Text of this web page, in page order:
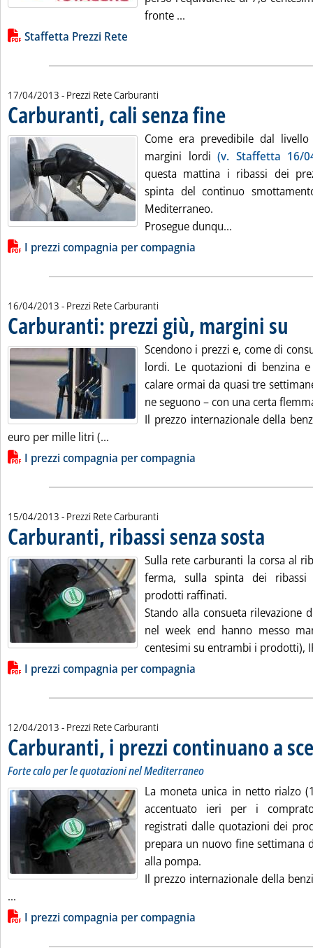
fronte ...
Lista allegati PDF alla notizia
Staffetta Prezzi Rete
17/04/2013 - Prezzi Rete Carburanti
Carburanti, cali senza fine
Come era prevedibile dal
margini lordi (v. Staffetta 16/
questa mattina i ribassi dei
spinta del continuo
Mediterraneo.
Prosegue dunqu...
Lista allegati PDF alla notizia
I prezzi compagnia per compagnia
16/04/2013 - Prezzi Rete Carburanti
Carburanti: prezzi giù, margini su
Scendono i prezzi e, come di
lordi. Le quotazioni di benzina
calare ormai da quasi tre
ne seguono – con una certa
Il prezzo internazionale della
euro per mille litri (...
Lista allegati PDF alla notizia
I prezzi compagnia per compagnia
15/04/2013 - Prezzi Rete Carburanti
Carburanti, ribassi senza sosta
Sulla rete carburanti la corsa al
ferma, sulla spinta dei
prodotti raffinati.
Stando alla consueta rilevazione
nel week end hanno messo
centesimi su entrambi i prodotti),
Lista allegati PDF alla notizia
I prezzi compagnia per compagnia
12/04/2013 - Prezzi Rete Carburanti
Carburanti, i prezzi continuano a
Forte calo per le quotazioni nel Mediterraneo
La moneta unica in netto rialzo
accentuato ieri per i
registrati dalle quotazioni dei
prepara un nuovo fine settimana
alla pompa.
Il prezzo internazionale della
...
Lista allegati PDF alla notizia
I prezzi compagnia per compagnia